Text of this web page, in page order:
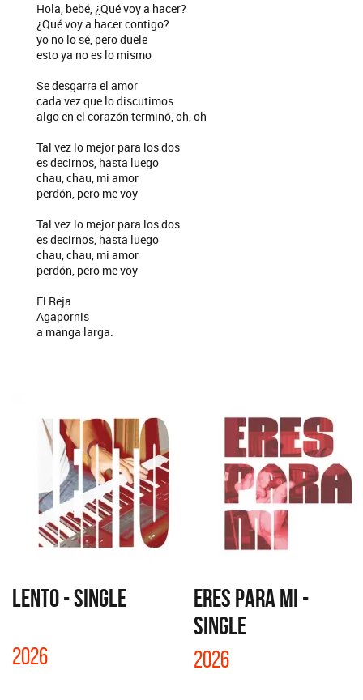
Hola, bebé, ¿Qué voy a hacer?
¿Qué voy a hacer contigo?
yo no lo sé, pero duele
esto ya no es lo mismo
Se desgarra el amor
cada vez que lo discutimos
algo en el corazón terminó, oh, oh
Tal vez lo mejor para los dos
es decirnos, hasta luego
chau, chau, mi amor
perdón, pero me voy
Tal vez lo mejor para los dos
es decirnos, hasta luego
chau, chau, mi amor
perdón, pero me voy
El Reja
Agapornis
a manga larga.
LENTO - SINGLE
2026
ERES PARA MI -
SINGLE
2026